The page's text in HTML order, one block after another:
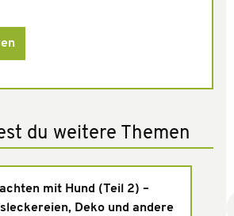
du weitere Themen
mit Hund (Teil 2) –
Deko und andere